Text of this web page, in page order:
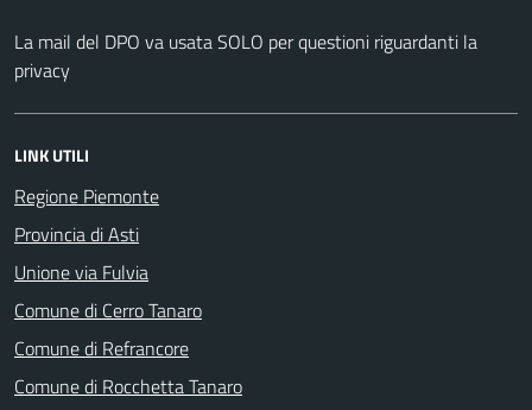
La mail del DPO va usata SOLO per questioni riguardanti la
privacy
LINK UTILI
Regione Piemonte
Provincia di Asti
Unione via Fulvia
Comune di Cerro Tanaro
Comune di Refrancore
Comune di Rocchetta Tanaro